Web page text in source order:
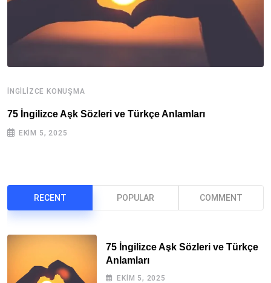
İNGILIZCE KONUŞMA
75 İngilizce Aşk Sözleri ve Türkçe Anlamları
EKIM 5, 2025
RECENT POPULAR COMMENT
75 İngilizce Aşk Sözleri ve Türkçe
Anlamları
EKIM 5, 2025